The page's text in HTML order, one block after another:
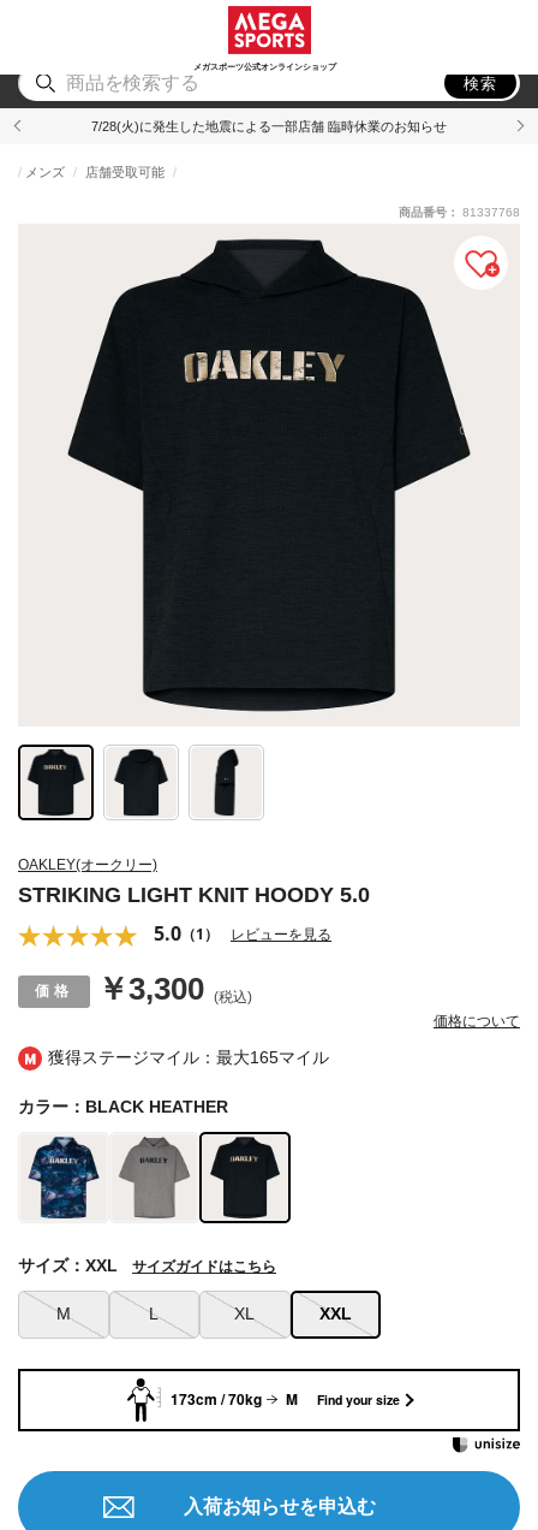
メガスポーツ公式オンラインショップ
アウトドア
検索
7/28(火)に発生した地震による一部店舗 臨時休業のお知らせ
獲得ステージマイル：最大165マイル
OAKLEY(オークリー)
STRIKING LIGHT KNIT HOODY 5.0
5.0 （1） レビューを見る
メンズ 店舗受取可能
￥3,300 (税込)
価格について
商品番号： 81337768
カラー：BLACK HEATHER
M L XL XXL
サイズ：XXL サイズガイドはこちら
入荷お知らせを申込む
173cm / 70kg M Find your size